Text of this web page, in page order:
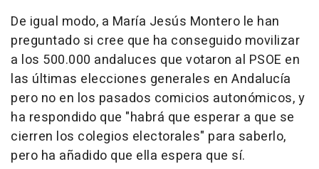
De igual modo, a María Jesús Montero le han
preguntado si cree que ha conseguido movilizar
a los 500.000 andaluces que votaron al PSOE en
las últimas elecciones generales en Andalucía
pero no en los pasados comicios autonómicos, y
ha respondido que "habrá que esperar a que se
cierren los colegios electorales" para saberlo,
pero ha añadido que ella espera que sí.